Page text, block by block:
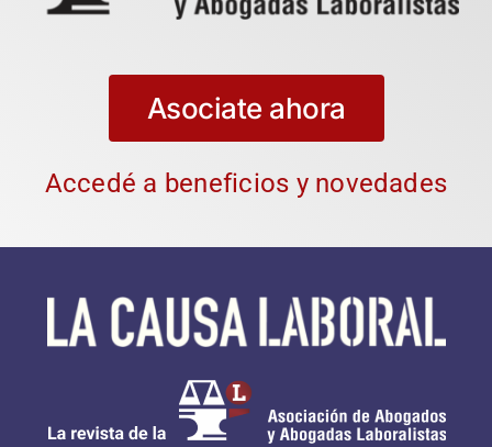
Asociate ahora
Accedé a beneficios y novedades